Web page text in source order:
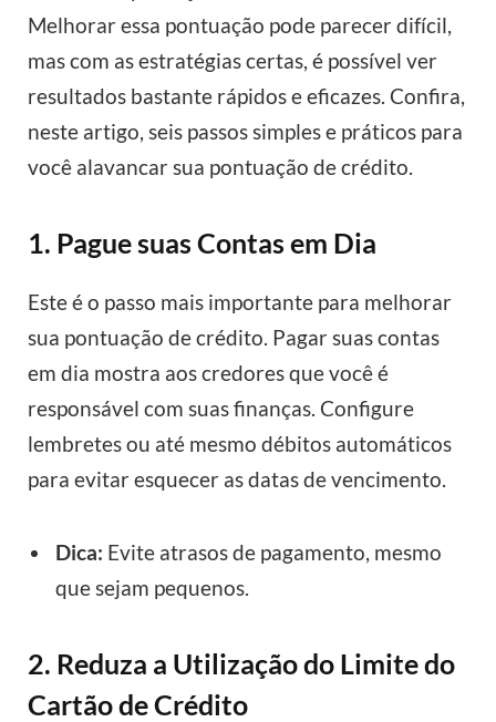
Melhorar essa pontuação pode parecer difícil,
mas com as estratégias certas, é possível ver
resultados bastante rápidos e eficazes. Confira,
neste artigo, seis passos simples e práticos para
você alavancar sua pontuação de crédito.
1. Pague suas Contas em Dia
Este é o passo mais importante para melhorar
sua pontuação de crédito. Pagar suas contas
em dia mostra aos credores que você é
responsável com suas finanças. Configure
lembretes ou até mesmo débitos automáticos
para evitar esquecer as datas de vencimento.
Dica: Evite atrasos de pagamento, mesmo
que sejam pequenos.
2. Reduza a Utilização do Limite do
Cartão de Crédito